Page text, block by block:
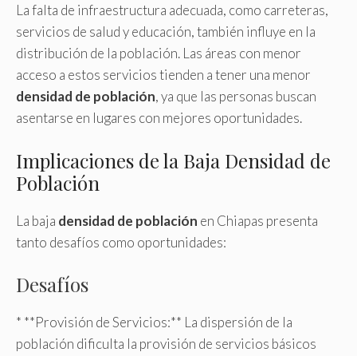
La falta de infraestructura adecuada, como carreteras,
servicios de salud y educación, también influye en la
distribución de la población. Las áreas con menor
acceso a estos servicios tienden a tener una menor
densidad de población, ya que las personas buscan
asentarse en lugares con mejores oportunidades.
Implicaciones de la Baja Densidad de
Población
La baja densidad de población en Chiapas presenta
tanto desafíos como oportunidades:
Desafíos
* **Provisión de Servicios:** La dispersión de la
población dificulta la provisión de servicios básicos